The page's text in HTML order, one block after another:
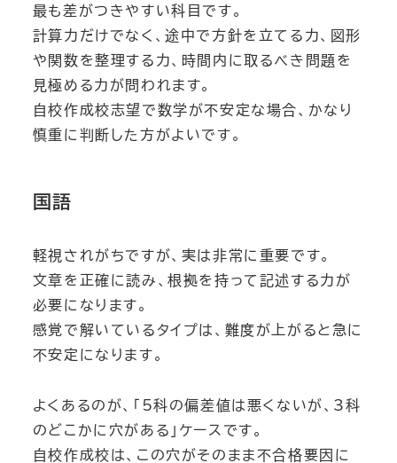
最も差がつきやすい科目です。
計算力だけでなく、途中で方針を立てる力、図形
や関数を整理する力、時間内に取るべき問題を
見極める力が問われます。
自校作成校志望で数学が不安定な場合、かなり
慎重に判断した方がよいです。
国語
軽視されがちですが、実は非常に重要です。
文章を正確に読み、根拠を持って記述する力が
必要になります。
感覚で解いているタイプは、難度が上がると急に
不安定になります。
よくあるのが、「5科の偏差値は悪くないが、3科
のどこかに穴がある」ケースです。
自校作成校は、この穴がそのまま不合格要因に